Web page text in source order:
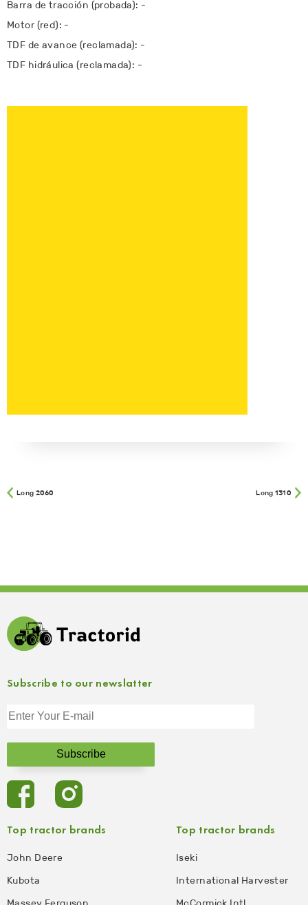
Barra de tracción (probada): -
Motor (red): -
TDF de avance (reclamada): -
TDF hidráulica (reclamada): -
Long 2060 Long 1310
Top tractor brands
John Deere
Kubota
Top tractor brands
Iseki
International Harvester
Subscribe to our newslatter